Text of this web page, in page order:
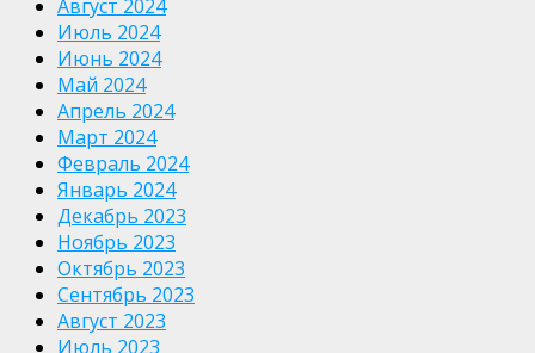
Август 2024
Июль 2024
Июнь 2024
Май 2024
Апрель 2024
Март 2024
Февраль 2024
Январь 2024
Декабрь 2023
Ноябрь 2023
Октябрь 2023
Сентябрь 2023
Август 2023
Июль 2023